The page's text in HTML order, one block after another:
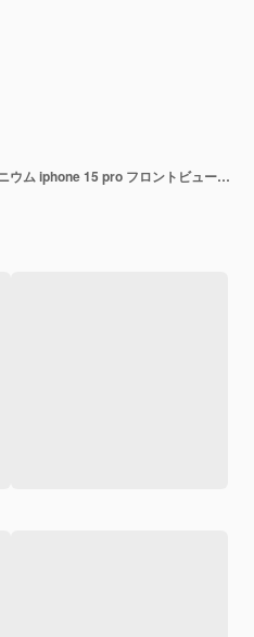
自然のモックアップ タイタニウム iphone 15 pro フロントビューと背景なし